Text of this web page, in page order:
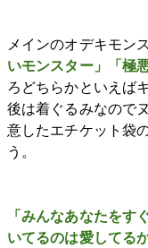
メインのオデキモン
いモンスター」「極
ろどちらかといえば
後は着ぐるみなので
意したエチケット袋
う。
「みんなあなたを
いてるのは愛してる